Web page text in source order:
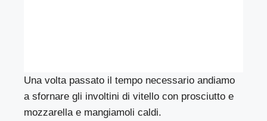
Una volta passato il tempo necessario andiamo
a sfornare gli involtini di vitello con prosciutto e
mozzarella e mangiamoli caldi.